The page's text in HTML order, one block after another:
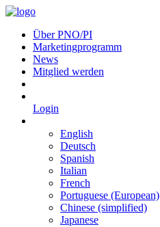
Über PNO/PI
Marketingprogramm
News
Mitglied werden
Login
English
Deutsch
Spanish
Italian
French
Portuguese (European)
Chinese (simplified)
Japanese